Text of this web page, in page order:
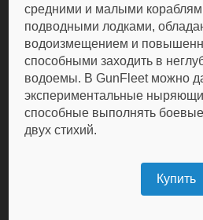
средними и малыми
подводными лодками,
водоизмещением и
способными заходить в
водоемы. В GunFleet можно
экспериментальные
способные выполнять
двух стихий.
Купить